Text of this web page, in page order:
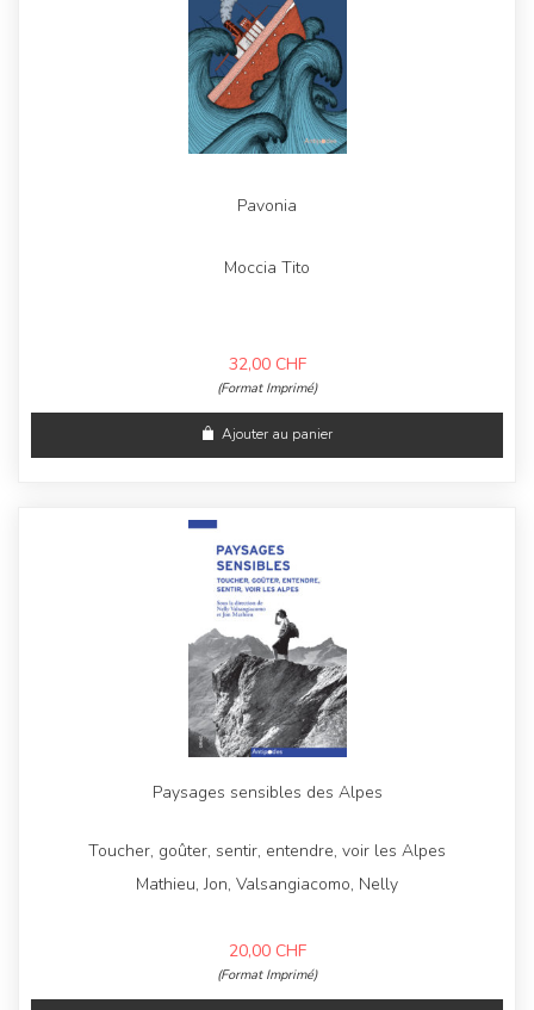
Pavonia
Moccia Tito
32,00 CHF
(Format Imprimé)
Ajouter au panier
Paysages sensibles des Alpes
Toucher, goûter, sentir, entendre, voir les Alpes
Mathieu, Jon, Valsangiacomo, Nelly
20,00 CHF
(Format Imprimé)